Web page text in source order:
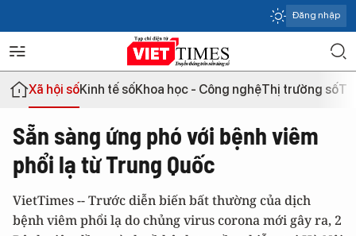
Đăng nhập
Xã hội sốKinh tế sốKhoa học - Công nghệThị trường số
Sẵn sàng ứng phó với bệnh viêm
phổi lạ từ Trung Quốc
VietTimes -- Trước diễn biến bất thường của dịch
bệnh viêm phổi lạ do chủng virus corona mới gây ra, 2